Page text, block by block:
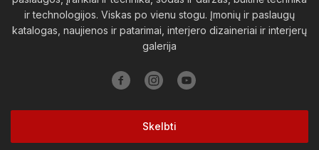
ir technologijos. Viskas po vienu stogu. Įmonių ir paslaugų
katalogas, naujienos ir patarimai, interjero dizaineriai ir interjerų
galerija
Skelbti